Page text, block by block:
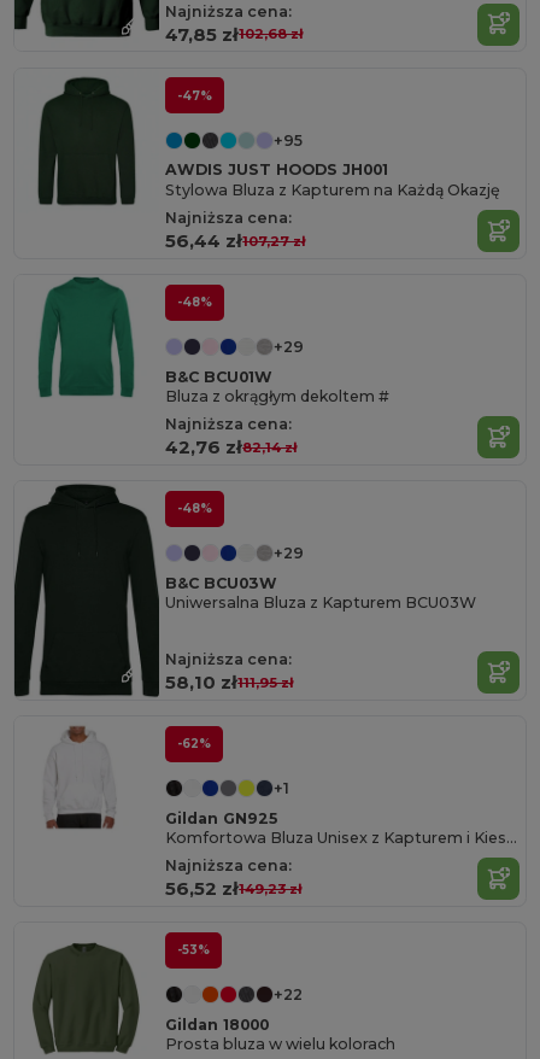
Najniższa cena:
47,85 zł102,68 zł
-47%
+95
AWDIS JUST HOODS JH001
Stylowa Bluza z Kapturem na Każdą Okazję
Najniższa cena:
56,44 zł107,27 zł
-48%
+29
B&C BCU01W
Bluza z okrągłym dekoltem #
Najniższa cena:
42,76 zł82,14 zł
-48%
+29
B&C BCU03W
Uniwersalna Bluza z Kapturem BCU03W
Najniższa cena:
58,10 zł111,95 zł
-62%
+1
Gildan GN925
Komfortowa Bluza Unisex z Kapturem i Kieszenią
Najniższa cena:
56,52 zł149,23 zł
-53%
+22
Gildan 18000
Prosta bluza w wielu kolorach